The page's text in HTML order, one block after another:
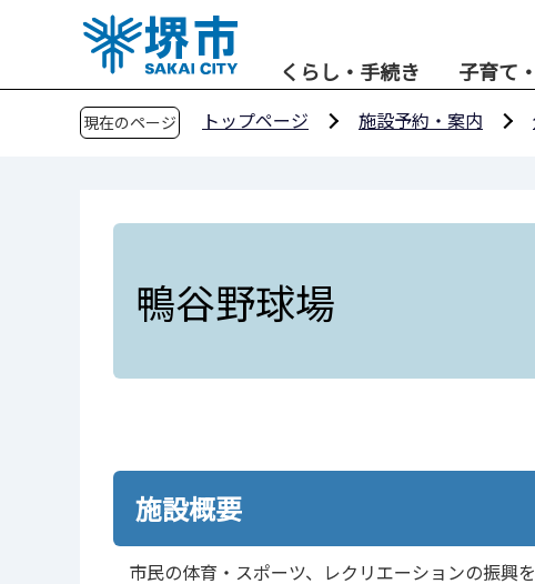
くらし・手続き 子育て
現在のページ トップページ 施設予約・案内
鴨谷野球場
施設概要
市民の体育・スポーツ、レクリエーションの振興